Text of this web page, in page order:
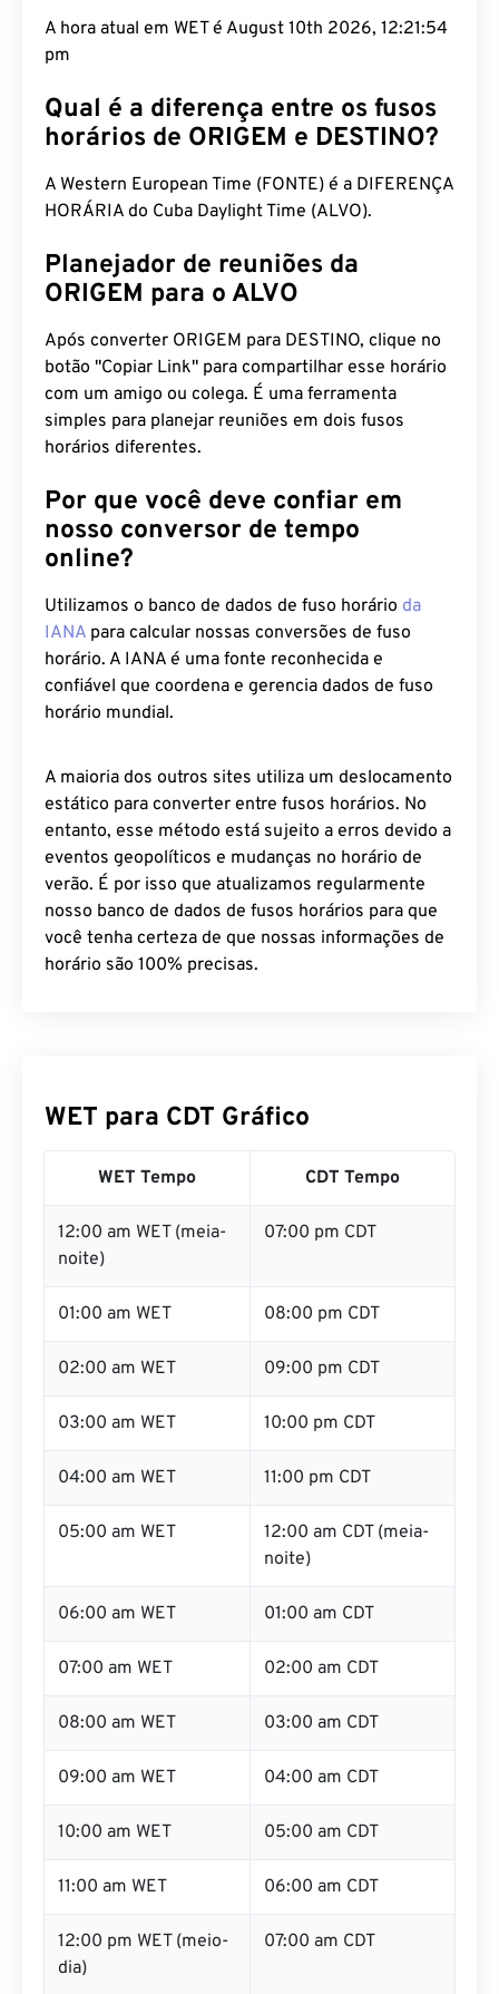
A hora atual em WET é August 10th 2026, 12:21:55
pm
Qual é a diferença entre os fusos
horários de ORIGEM e DESTINO?
A Western European Time (FONTE) é a DIFERENÇA
HORÁRIA do Cuba Daylight Time (ALVO).
Planejador de reuniões da
ORIGEM para o ALVO
Após converter ORIGEM para DESTINO, clique no
botão "Copiar Link" para compartilhar esse horário
com um amigo ou colega. É uma ferramenta
simples para planejar reuniões em dois fusos
horários diferentes.
Por que você deve confiar em
nosso conversor de tempo
online?
Utilizamos o banco de dados de fuso horário da
IANA para calcular nossas conversões de fuso
horário. A IANA é uma fonte reconhecida e
confiável que coordena e gerencia dados de fuso
horário mundial.
A maioria dos outros sites utiliza um deslocamento
estático para converter entre fusos horários. No
entanto, esse método está sujeito a erros devido a
eventos geopolíticos e mudanças no horário de
verão. É por isso que atualizamos regularmente
nosso banco de dados de fusos horários para que
você tenha certeza de que nossas informações de
horário são 100% precisas.
WET para CDT Gráfico
WET Tempo CDT Tempo
12:00 am WET (meia-
noite)
07:00 pm CDT
01:00 am WET 08:00 pm CDT
02:00 am WET 09:00 pm CDT
03:00 am WET 10:00 pm CDT
04:00 am WET 11:00 pm CDT
05:00 am WET
12:00 am CDT (meia-
noite)
06:00 am WET 01:00 am CDT
07:00 am WET 02:00 am CDT
08:00 am WET 03:00 am CDT
09:00 am WET 04:00 am CDT
10:00 am WET 05:00 am CDT
11:00 am WET 06:00 am CDT
12:00 pm WET (meio-
dia)
07:00 am CDT